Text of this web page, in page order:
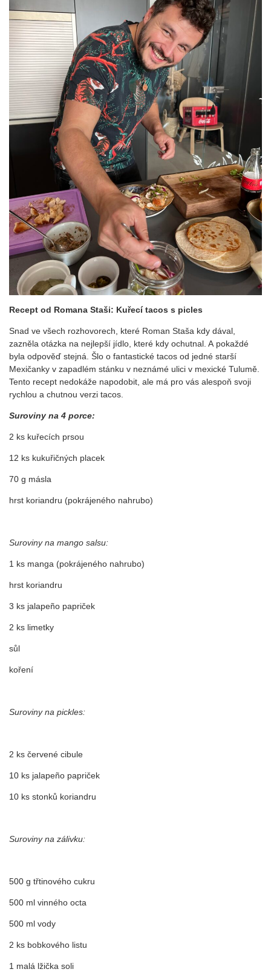
Recept od Romana Staši: Kuřecí tacos s picles
Snad ve všech rozhovorech, které Roman Staša kdy dával,
zazněla otázka na nejlepší jídlo, které kdy ochutnal. A pokaždé
byla odpověď stejná. Šlo o fantastické tacos od jedné starší
Mexičanky v zapadlém stánku v neznámé ulici v mexické Tulumě.
Tento recept nedokáže napodobit, ale má pro vás alespoň svoji
rychlou a chutnou verzi tacos.
Suroviny na 4 porce:
2 ks kuřecích prsou
12 ks kukuřičných placek
70 g másla
hrst koriandru (pokrájeného nahrubo)
Suroviny na mango salsu:
1 ks manga (pokrájeného nahrubo)
hrst koriandru
3 ks jalapeño papriček
2 ks limetky
sůl
koření
Suroviny na pickles:
2 ks červené cibule
10 ks jalapeño papriček
10 ks stonků koriandru
Suroviny na zálivku:
500 g třtinového cukru
500 ml vinného octa
500 ml vody
2 ks bobkového listu
1 malá lžička soli